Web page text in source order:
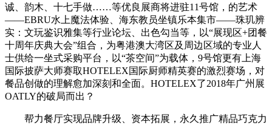
诚、韵木、十七手做……等优良展商将进驻11号馆，的艺术
——EBRU水上魔法体验、海东教员坐镇乐本集市——珠玑辨
实：文玩鉴识雅集等行业论坛、出色勾当等，以“展现区+团餐
十周年庆典大会”组合，为粤港澳大湾区及周边区域的专业人
士供给一坐式采购平台，以“茶空间”为载体，9号馆更有上海
国际披萨大师赛取HOTELEX国际厨师精英赛的激烈赛场，对
餐品创做的理解愈加深刻和全面。HOTELEX了2018年广州展
OATLY的破局而出？
帮力餐厅实现品牌升级、资本拓展，永久推广精品巧克力